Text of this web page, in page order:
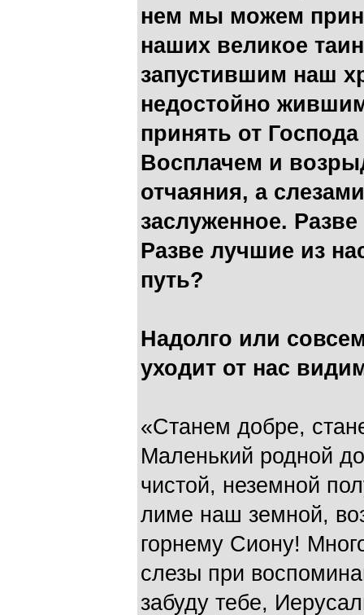
нем мы можем
наших великое
запустившим наш
недостойно
принять от
Восплачем и
отчаяния, а
заслуженное.
Разве лучшие из
путь?
Надолго или
уходит от нас
«Ста­нем добре,
Маленький родной
чистой, неземной
лиме наш земной,
горнему Сиону!
слезы при
забуду тебе,